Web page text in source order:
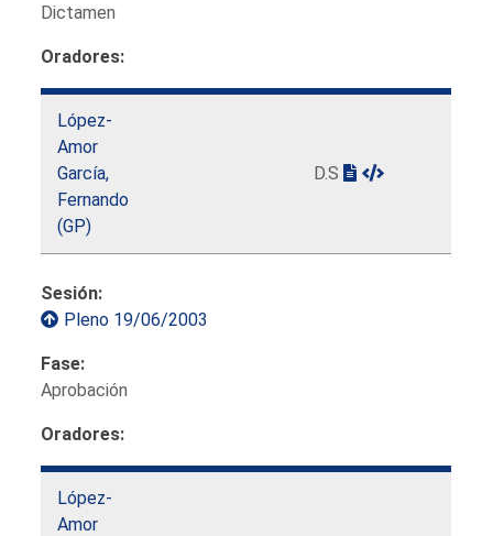
Dictamen
Oradores:
López-
Amor
García,
Fernando
(GP)
D.S
Sesión:
Pleno 19/06/2003
Fase:
Aprobación
Oradores:
López-
Amor